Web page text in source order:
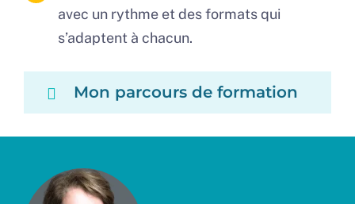
avec un rythme et des formats qui
s’adaptent à chacun.
Mon parcours de formation